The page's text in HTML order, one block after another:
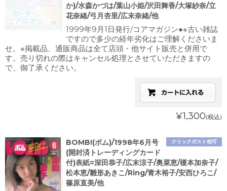
か)/水森かづは/葉山小姫/沢田舞香/大塚紗奈/立
花奈緒/弓月杏里/広末奈緒/他
1999年9月1日発行/コアマガジン●※古い雑誌
ですので多少の経年劣化はご理解くださいま
せ。※掲載品、通販商品は全て店頭・他サイト販売と併用で
す。売り切れの際はキャンセル処理とさせていただきますの
で、御了承ください。
¥1,300(税込)
クリックポスト他可
BOMB!(ボム)/1998年6月号
(開封済トレーディングカード
付)表紙=深田恭子/広末涼子/奥菜恵/榎本加奈子/
松本恵/雛形あきこ/Ring/青木裕子/安西ひろこ/
篠原直美/他